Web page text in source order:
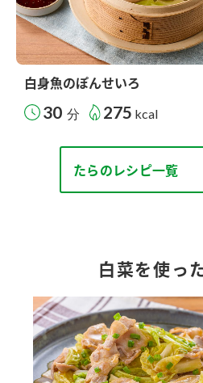
白身魚のぽんせいろ
30 分 275 kcal
たらのレシピ一覧
白菜を使っ